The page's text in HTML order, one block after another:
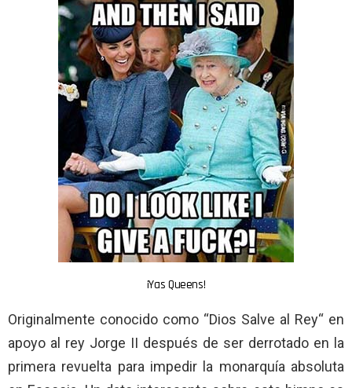
¡Yas Queens!
Originalmente conocido como “Dios Salve al Rey“ en
apoyo al rey Jorge II después de ser derrotado en la
primera revuelta para impedir la monarquía absoluta